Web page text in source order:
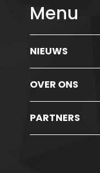
Menu
NIEUWS
OVER ONS
PARTNERS